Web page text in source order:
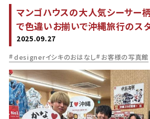
マンゴハウスの大人気シーサー
で色違いお揃いで沖縄旅行のスタ
2025.09.27
designerイシキのおはなし お客様の写真館